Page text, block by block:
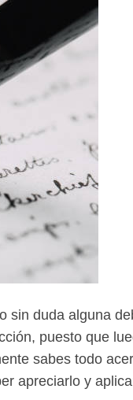
sin duda alguna
puesto que
sabes todo
apreciarlo y